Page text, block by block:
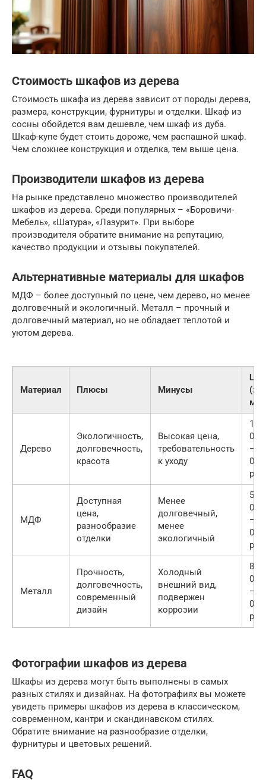
Стоимость шкафов из дерева
Стоимость шкафа из дерева зависит от породы дерева,
размера, конструкции, фурнитуры и отделки. Шкаф из
сосны обойдется вам дешевле, чем шкаф из дуба.
Шкаф-купе будет стоить дороже, чем распашной шкаф.
Чем сложнее конструкция и отделка, тем выше цена.
Производители шкафов из дерева
На рынке представлено множество производителей
шкафов из дерева. Среди популярных – «Боровичи-
Мебель», «Шатура», «Лазурит». При выборе
производителя обратите внимание на репутацию,
качество продукции и отзывы покупателей.
Альтернативные материалы для шкафов
МДФ – более доступный по цене, чем дерево, но менее
долговечный и экологичный. Металл – прочный и
долговечный материал, но не обладает теплотой и
уютом дерева.
Материал Плюсы Минусы
(за
м2)
Дерево
Экологичность,
долговечность,
красота
Высокая цена,
требовательность
к уходу
10
000
—
000
руб.
МДФ
Доступная
цена,
разнообразие
отделки
Менее
долговечный,
менее
экологичный
5
000
—
000
руб.
Металл
Прочность,
долговечность,
современный
дизайн
Холодный
внешний вид,
подвержен
коррозии
8
000
—
000
руб.
Фотографии шкафов из дерева
Шкафы из дерева могут быть выполнены в самых
разных стилях и дизайнах. На фотографиях вы можете
увидеть примеры шкафов из дерева в классическом,
современном, кантри и скандинавском стилях.
Обратите внимание на разнообразие отделки,
фурнитуры и цветовых решений.
FAQ